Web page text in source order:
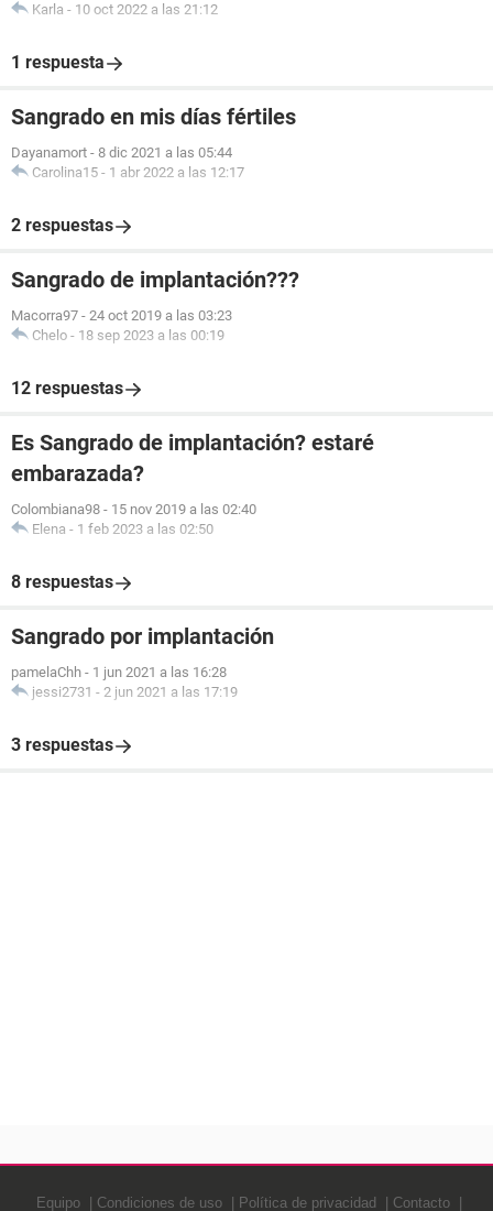
Karla - 10 oct 2022 a las 21:12
1 respuesta
Sangrado en mis días fértiles
Dayanamort - 8 dic 2021 a las 05:44
Carolina15 - 1 abr 2022 a las 12:17
2 respuestas
Sangrado de implantación???
Macorra97 - 24 oct 2019 a las 03:23
Chelo - 18 sep 2023 a las 00:19
12 respuestas
Es Sangrado de implantación? estaré
embarazada?
Colombiana98 - 15 nov 2019 a las 02:40
Elena - 1 feb 2023 a las 02:50
8 respuestas
Sangrado por implantación
pamelaChh - 1 jun 2021 a las 16:28
jessi2731 - 2 jun 2021 a las 17:19
3 respuestas
Equipo Condiciones de uso Política de privacidad Contacto